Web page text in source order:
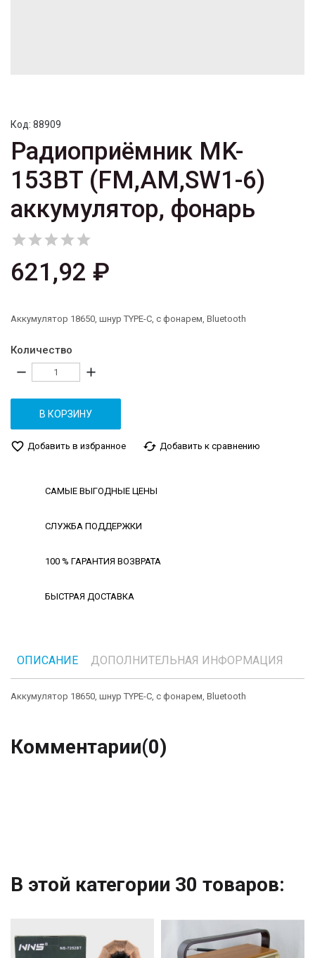
Код: 88909
Радиоприёмник MK-
153BT (FM,AM,SW1-6)
аккумулятор, фонарь

621,92 ₽
Аккумулятор 18650, шнур TYPE-C, с фонарем, Bluetooth
Количество
remove add
В КОРЗИНУ
favorite_border Добавить в избранное cached Добавить к сравнению
САМЫЕ ВЫГОДНЫЕ ЦЕНЫ
СЛУЖБА ПОДДЕРЖКИ
100 % ГАРАНТИЯ ВОЗВРАТА
БЫСТРАЯ ДОСТАВКА
ОПИСАНИЕ ДОПОЛНИТЕЛЬНАЯ ИНФОРМАЦИЯ
Аккумулятор 18650, шнур TYPE-C, с фонарем, Bluetooth
Комментарии(0)
В этой категории 30 товаров: